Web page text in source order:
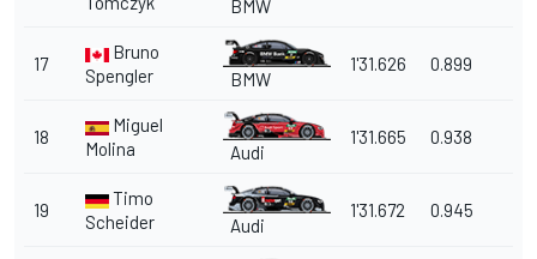
BMW
17
Bruno
Spengler
BMW
1'31.626 0.899
18
Miguel
Molina
Audi
1'31.665 0.938
19
Timo
Scheider
Audi
1'31.672 0.945